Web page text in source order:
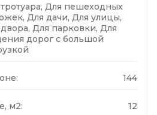
Для пешеходных
Для дачи, Для улицы,
Для парковки, Для
дорог с большой
144
м2: 12